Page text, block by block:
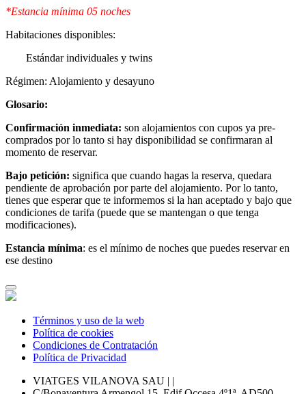
*Estancia mínima 05 noches
Habitaciones disponibles:
Estándar individuales y twins
Régimen: Alojamiento y desayuno
Glosario:
Confirmación inmediata: son alojamientos con cupos ya pre-
comprados por lo tanto si hay disponibilidad se confirmaran al
momento de reservar.
Bajo petición: significa que cuando hagas la reserva, quedara
pendiente de aprobación por parte del alojamiento. Por lo tanto,
tienes que esperar que te informemos si la han aceptado y bajo que
condiciones de tarifa (puede que se mantengan o que tenga
modificaciones).
Estancia mínima: es el mínimo de noches que puedes reservar en
ese destino
Términos y uso de la web
Política de cookies
Condiciones de Contratación
Política de Privacidad
VIATGES VILANOVA SAU | |